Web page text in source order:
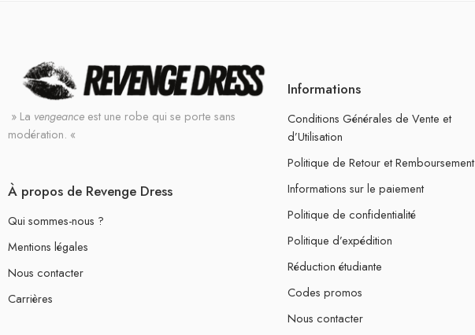
» La vengeance est une robe qui se porte sans
modération. «
À propos de Revenge Dress
Qui sommes-nous ?
Mentions légales
Nous contacter
Carrières
Informations
Conditions Générales de Vente et
d’Utilisation
Politique de Retour et Remboursement
Informations sur le paiement
Politique de confidentialité
Politique d’expédition
Réduction étudiante
Codes promos
Nous contacter